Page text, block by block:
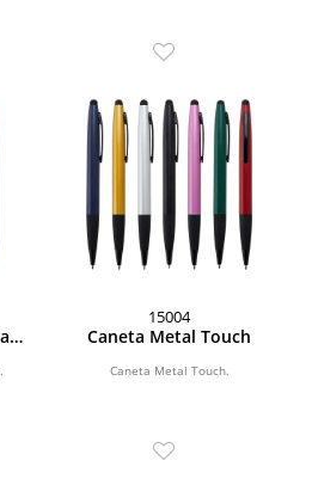
15004
Caneta Metal Touch
Caneta Metal Touch.